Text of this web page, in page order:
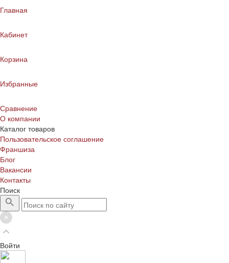
Главная
Кабинет
Корзина
Избранные
Сравнение
О компании
Каталог товаров
Пользовательское соглашение
Франшиза
Блог
Вакансии
Контакты
Поиск
Войти